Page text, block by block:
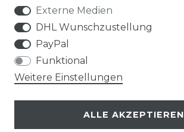
HERSTELLER
REFERENZEN
Externe Medien
DHL Wunschzustellung
PayPal
Funktional
Weitere Einstellungen
ALLE AKZEPTIEREN